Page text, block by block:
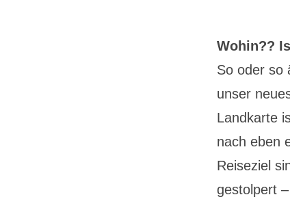
Wohin??
So oder so
unser
Landkarte
nach eben
Reiseziel
gestolpert